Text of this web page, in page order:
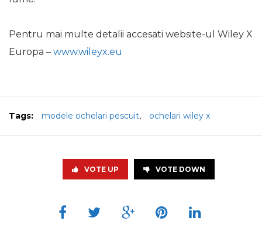
Pentru mai multe detalii accesati website-ul Wiley X
Europa – www.wileyx.eu
Tags: modele ochelari pescuit, ochelari wiley x
VOTE UP VOTE DOWN